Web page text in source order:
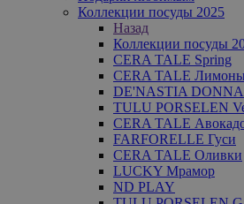
Коллекции посуды 2025
Назад
Коллекции посуды
CERA TALE Spring
CERA TALE Лимоны
DE'NASTIA DONNA
TULU PORSELEN
CERA TALE
FARFORELLE Гуси
CERA TALE Оливки
LUCKY Мрамор
ND PLAY